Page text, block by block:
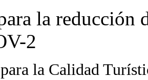
la reducción
2
la Calidad